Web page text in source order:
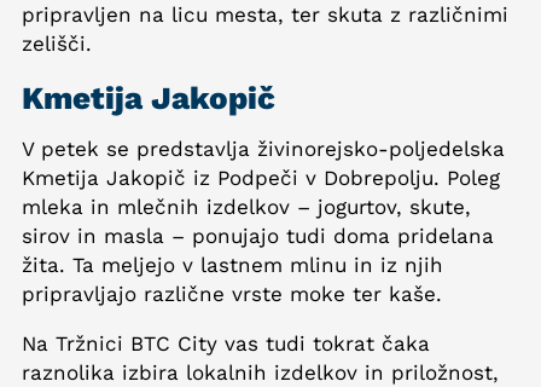
pripravljen na licu mesta, ter skuta z različnimi
zelišči.
Kmetija Jakopič
V petek se predstavlja živinorejsko-poljedelska
Kmetija Jakopič iz Podpeči v Dobrepolju. Poleg
mleka in mlečnih izdelkov – jogurtov, skute,
sirov in masla – ponujajo tudi doma pridelana
žita. Ta meljejo v lastnem mlinu in iz njih
pripravljajo različne vrste moke ter kaše.
Na Tržnici BTC City vas tudi tokrat čaka
raznolika izbira lokalnih izdelkov in priložnost,